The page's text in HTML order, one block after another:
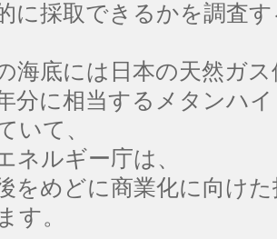
に採取できるかを調査
海底には日本の天然ガ
分に相当するメタンハ
いて、
ネルギー庁は、
をめどに商業化に向け
す。